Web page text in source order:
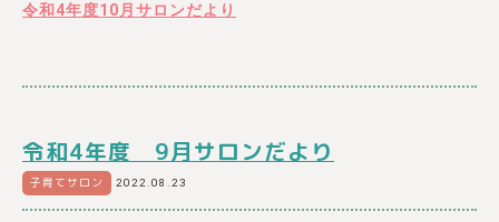
令和4年度10月サロンだより
令和4年度 9月サロンだより
子育てサロン 2022.08.23